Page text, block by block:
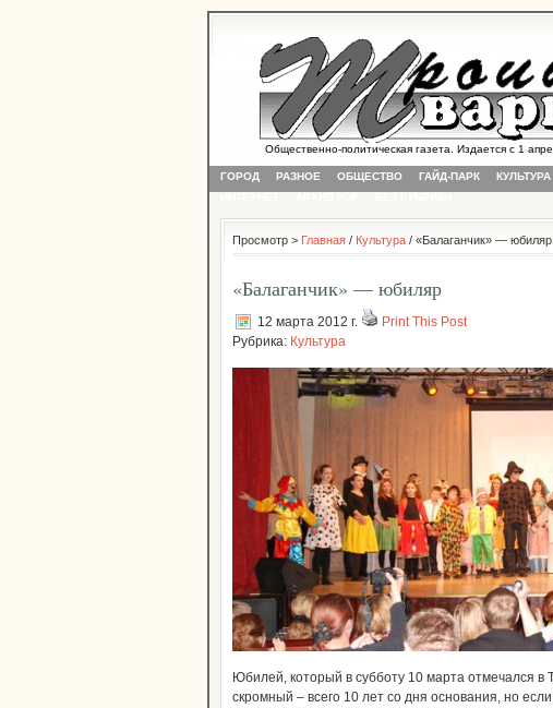
Общественно-политическая газета. Издается с 1
ГОРОД РАЗНОЕ ОБЩЕСТВО ГАЙД-ПАРК КУЛЬТУРА
Просмотр > Главная / Культура / «Балаганчик» — юбиляр
«Балаганчик» — юбиляр
12 марта 2012 г.
Print This Post
Рубрика: Культура
Юбилей, который в субботу 10 марта отмечался в
скромный – всего 10 лет со дня основания, но